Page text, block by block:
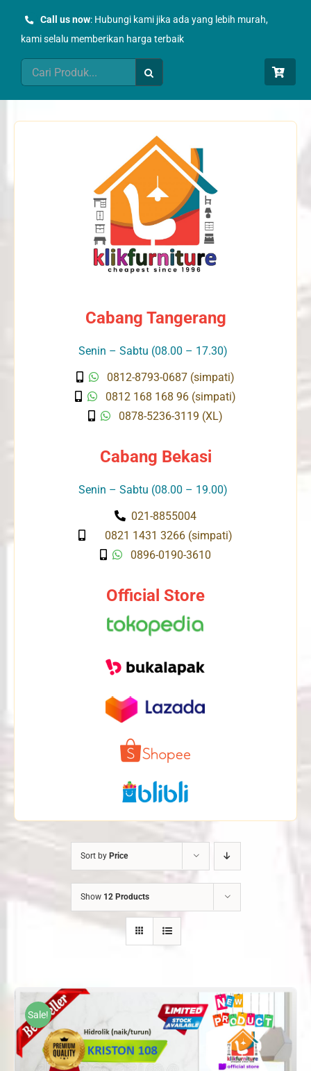
Call us now: Hubungi kami jika ada yang lebih murah,
kami selalu memberikan harga terbaik
Search
for:
Cabang Tangerang
Senin – Sabtu (08.00 – 17.30)
0812-8793-0687 (simpati)
0812 168 168 96 (simpati)
0878-5236-3119 (XL)
Cabang Bekasi
Senin – Sabtu (08.00 – 19.00)
021-8855004
0821 1431 3266 (simpati)
0896-0190-3610
Official Store
Sort by Price
Show 12 Products
Sale!